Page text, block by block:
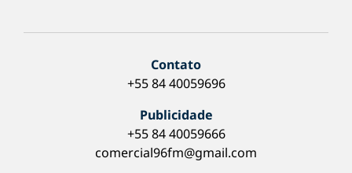
Contato
+55 84 40059696
Publicidade
+55 84 40059666
comercial96fm@gmail.com